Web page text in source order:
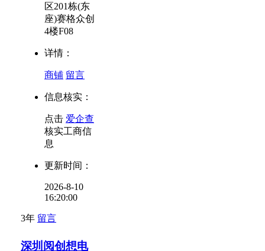
区201栋(东
座)赛格众创
4楼F08
详情：
商铺 留言
信息核实：
点击 爱企查
核实工商信
息
更新时间：
2026-8-10
16:20:00
3年 留言
深圳阅创想电